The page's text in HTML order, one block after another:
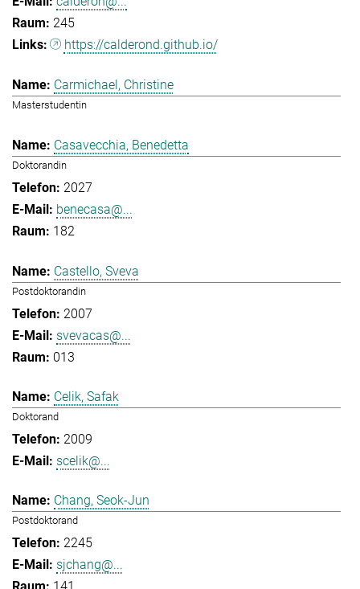
245
https://calderond.github.io/
Carmichael, Christine
Masterstudentin
Casavecchia, Benedetta
Doktorandin
2027
benecasa@...
182
Castello, Sveva
Postdoktorandin
2007
svevacas@...
013
Celik, Safak
Doktorand
2009
scelik@...
Chang, Seok-Jun
Postdoktorand
2245
sjchang@...